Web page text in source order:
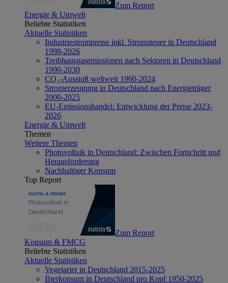
Zum Report
Energie & Umwelt
Beliebte Statistiken
Aktuelle Statistiken
Industriestrompreise inkl. Stromsteuer in Deutschland
1998-2026
Treibhausgasemissionen nach Sektoren in Deutschland
1990-2030
CO₂-Ausstoß weltweit 1960-2024
Stromerzeugung in Deutschland nach Energieträger
2000-2025
EU-Emissionshandel: Entwicklung der Preise 2023-
2026
Energie & Umwelt
Themen
Weitere Themen
Photovoltaik in Deutschland: Zwischen Fortschritt und
Herausforderung
Nachhaltiger Konsum
Top Report
Zum Report
Konsum & FMCG
Beliebte Statistiken
Aktuelle Statistiken
Vegetarier in Deutschland 2015-2025
Bierkonsum in Deutschland pro Kopf 1950-2025